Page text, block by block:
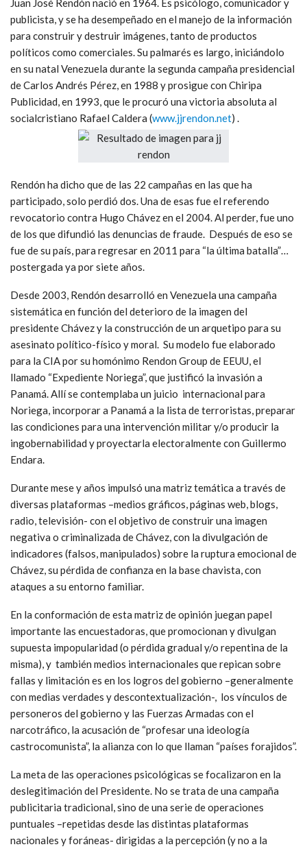
publicista, y se ha desempeñado en el manejo de la información
para construir y destruir imágenes, tanto de productos
políticos como comerciales. Su palmarés es largo, iniciándolo
en su natal Venezuela durante la segunda campaña presidencial
de Carlos Andrés Pérez, en 1988 y prosigue con Chiripa
Publicidad, en 1993, que le procuró una victoria absoluta al
socialcristiano Rafael Caldera (www.jjrendon.net) .
Rendón ha dicho que de las 22 campañas en las que ha
participado, solo perdió dos. Una de esas fue el referendo
revocatorio contra Hugo Chávez en el 2004. Al perder, fue uno
de los que difundió las denuncias de fraude. Después de eso se
fue de su país, para regresar en 2011 para “la última batalla”…
postergada ya por siete años.
Desde 2003, Rendón desarrolló en Venezuela una campaña
sistemática en función del deterioro de la imagen del
presidente Chávez y la construcción de un arquetipo para su
asesinato político-físico y moral. Su modelo fue elaborado
para la CIA por su homónimo Rendon Group de EEUU, el
llamado “Expediente Noriega”, que justificó la invasión a
Panamá. Allí se contemplaba un juicio internacional para
Noriega, incorporar a Panamá a la lista de terroristas, preparar
las condiciones para una intervención militar y/o producir la
ingobernabilidad y proyectarla electoralmente con Guillermo
Endara.
Durante mese y años impulsó una matriz temática a través de
diversas plataformas –medios gráficos, páginas web, blogs,
radio, televisión- con el objetivo de construir una imagen
negativa o criminalizada de Chávez, con la divulgación de
indicadores (falsos, manipulados) sobre la ruptura emocional de
Chávez, su pérdida de confianza en la base chavista, con
ataques a su entorno familiar.
En la conformación de esta matriz de opinión juegan papel
importante las encuestadoras, que promocionan y divulgan
supuesta impopularidad (o pérdida gradual y/o repentina de la
misma), y también medios internacionales que repican sobre
fallas y limitación es en los logros del gobierno –generalmente
con medias verdades y descontextualización-, los vínculos de
personeros del gobierno y las Fuerzas Armadas con el
narcotráfico, la acusación de “profesar una ideología
castrocomunista”, la alianza con lo que llaman “países forajidos”.
La meta de las operaciones psicológicas se focalizaron en la
deslegitimación del Presidente. No se trata de una campaña
publicitaria tradicional, sino de una serie de operaciones
puntuales –repetidas desde las distintas plataformas
nacionales y foráneas- dirigidas a la percepción (y no a la